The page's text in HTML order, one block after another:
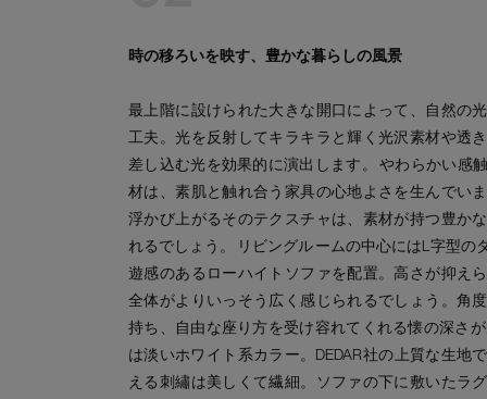
時の移ろいを映す、豊かな暮らしの風景
最上階に設けられた大きな開口によって、自然の
工夫。光を反射してキラキラと輝く光沢素材や透
差し込む光を効果的に演出します。 やわらかい感
材は、素肌と触れ合う家具の心地よさを生んでい
浮かび上がるそのテクスチャは、素材が持つ豊か
れるでしょう。 リビングル ームの中心にはL字型の
遊感のあるローハイトソファを配置。高さが抑え
全体がよりいっそう広く感じられるでしょう。角
持ち、自由な座り方を受け容れてくれる懐の深さ
は淡いホワイト系カラー。DEDAR社の上質な生地
える刺繡は美しくて繊細。ソファの下に敷いたラ